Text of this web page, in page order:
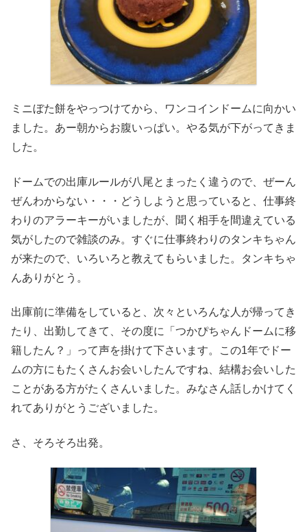
ミニぼた餅をやっつけてから、ワンコインドームに向かい
ました。あー朝からお腹いっぱい。やる気が下がってきま
した。
ドームでの出庫ルールが八尾とまったく違うので、ぜーん
ぜんわからない・・・どうしようと思っていると、仕事終
わりのアラーキーがいましたが、聞く相手を間違えている
気がしたので雑談のみ。すぐに仕事終わりのタンキちゃん
が来たので、いろいろと教えてもらいました。タンキちゃ
んありがとう。
出庫前に準備をしていると、次々といろんな人が帰ってき
たり、出勤してきて、その度に「つかぴちゃんドームに移
籍したん？」って声を掛けて下さいます。この1年でドー
ムの方にもたくさんお会いしたんですね、結構お会いした
ことがある方がたくさんいました。みなさん話しかけてく
れてありがとうございました。
さ、そろそろ出発。